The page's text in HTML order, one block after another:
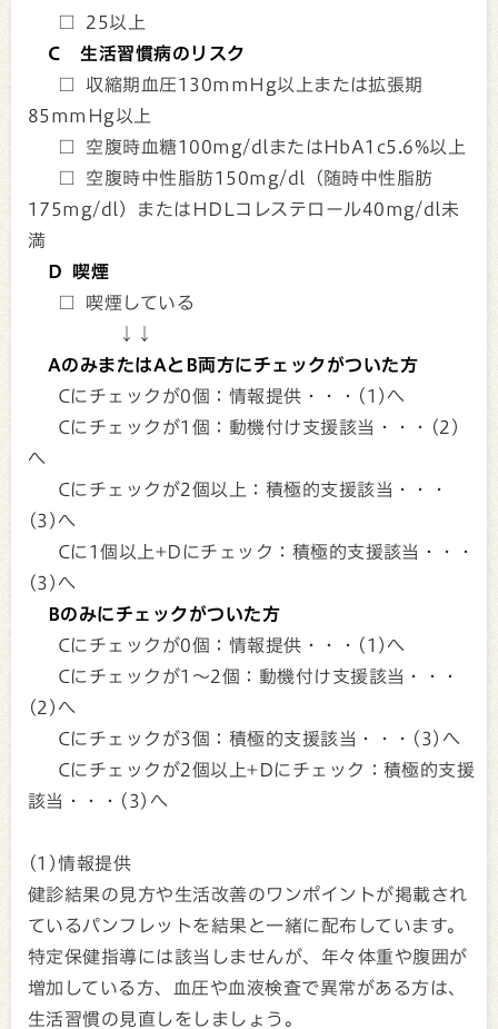
□ 25以上
C 生活習慣病のリスク
□ 収縮期血圧130mmHg以上または拡張期
85mmHg以上
□ 空腹時血糖100mg/dlまたはHbA1c5.6%以上
□ 空腹時中性脂肪150mg/dl（随時中性脂肪
175mg/dl）またはHDLコレステロール40mg/dl未
満
D 喫煙
□ 喫煙している
↓↓
AのみまたはAとB両方にチェックがついた方
Cにチェックが0個：情報提供・・・(1)へ
Cにチェックが1個：動機付け支援該当・・・(2)
へ
Cにチェックが2個以上：積極的支援該当・・・
(3)へ
Cに1個以上+Dにチェック：積極的支援該当・・・
(3)へ
Bのみにチェックがついた方
Cにチェックが0個：情報提供・・・(1)へ
Cにチェックが1～2個：動機付け支援該当・・・
(2)へ
Cにチェックが3個：積極的支援該当・・・(3)へ
Cにチェックが2個以上+Dにチェック：積極的支援
該当・・・(3)へ
(1)情報提供
健診結果の見方や生活改善のワンポイントが掲載され
ているパンフレットを結果と一緒に配布しています。
特定保健指導には該当しませんが、年々体重や腹囲が
増加している方、血圧や血液検査で異常がある方は、
生活習慣の見直しをしましょう。